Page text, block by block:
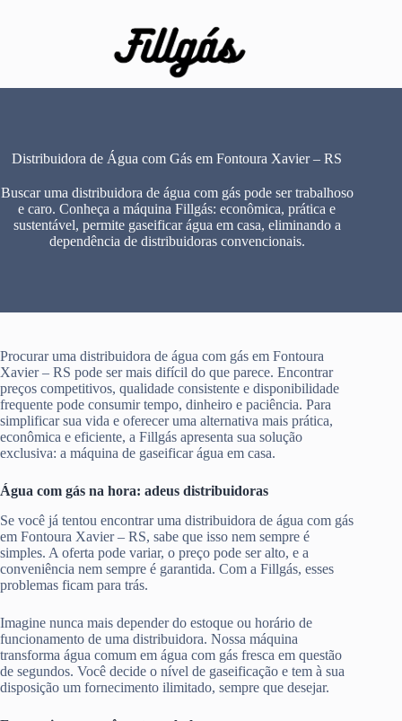
Distribuidora de Água com Gás em Fontoura Xavier – RS
Buscar uma distribuidora de água com gás pode ser trabalhoso
e caro. Conheça a máquina Fillgás: econômica, prática e
sustentável, permite gaseificar água em casa, eliminando a
dependência de distribuidoras convencionais.
Procurar uma distribuidora de água com gás em Fontoura
Xavier – RS pode ser mais difícil do que parece. Encontrar
preços competitivos, qualidade consistente e disponibilidade
frequente pode consumir tempo, dinheiro e paciência. Para
simplificar sua vida e oferecer uma alternativa mais prática,
econômica e eficiente, a Fillgás apresenta sua solução
exclusiva: a máquina de gaseificar água em casa.
Água com gás na hora: adeus distribuidoras
Se você já tentou encontrar uma distribuidora de água com gás
em Fontoura Xavier – RS, sabe que isso nem sempre é
simples. A oferta pode variar, o preço pode ser alto, e a
conveniência nem sempre é garantida. Com a Fillgás, esses
problemas ficam para trás.
Imagine nunca mais depender do estoque ou horário de
funcionamento de uma distribuidora. Nossa máquina
transforma água comum em água com gás fresca em questão
de segundos. Você decide o nível de gaseificação e tem à sua
disposição um fornecimento ilimitado, sempre que desejar.